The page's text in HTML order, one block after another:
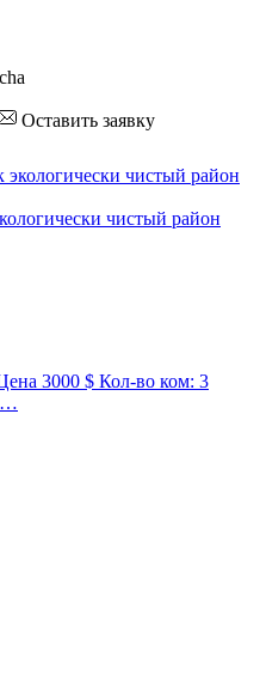
Оставить заявку
чистый район
3000 $ Кол-во ком: 3
…